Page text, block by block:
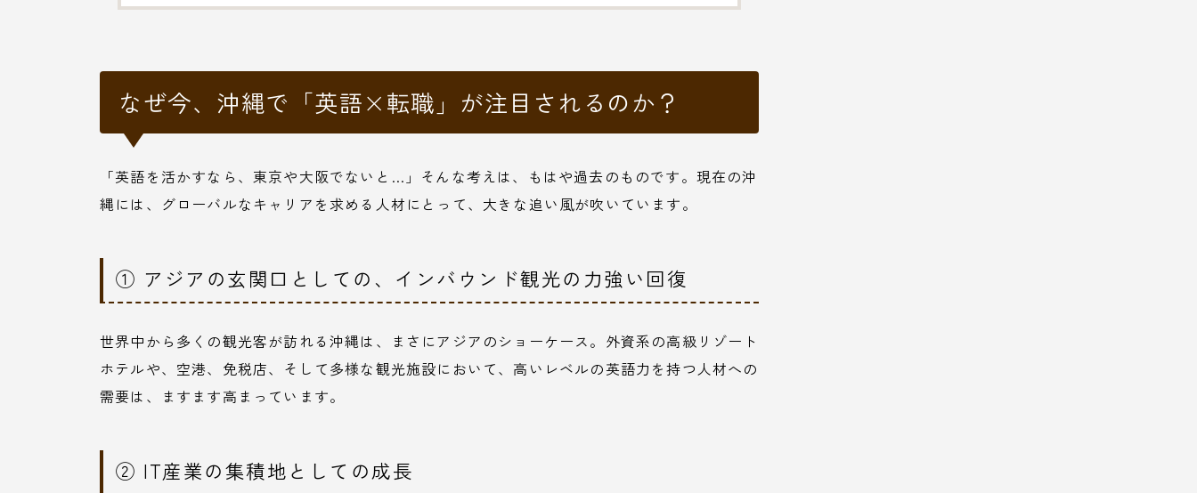
なぜ今、沖縄で「英語×転職」が注目されるのか？
「英語を活かすなら、東京や大阪でないと…」そんな考えは、もはや過去のものです。現在の沖
縄には、グローバルなキャリアを求める人材にとって、大きな追い風が吹いています。
① アジアの玄関口としての、インバウンド観光の力強い回復
世界中から多くの観光客が訪れる沖縄は、まさにアジアのショーケース。外資系の高級リゾート
ホテルや、空港、免税店、そして多様な観光施設において、高いレベルの英語力を持つ人材への
需要は、ますます高まっています。
② IT産業の集積地としての成長